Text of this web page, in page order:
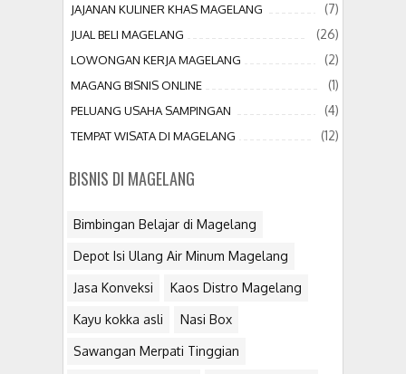
JAJANAN KULINER KHAS MAGELANG (7)
JUAL BELI MAGELANG (26)
LOWONGAN KERJA MAGELANG (2)
MAGANG BISNIS ONLINE (1)
PELUANG USAHA SAMPINGAN (4)
TEMPAT WISATA DI MAGELANG (12)
BISNIS DI MAGELANG
Bimbingan Belajar di Magelang
Depot Isi Ulang Air Minum Magelang
Jasa Konveksi Kaos Distro Magelang
Kayu kokka asli Nasi Box
Sawangan Merpati Tinggian